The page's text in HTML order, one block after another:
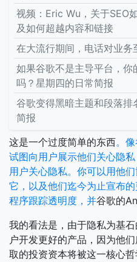
视频：Eric Wu，关于SEO
及如何超越内容和链接
在大流行期间，电话对业务
如果谷歌不是主导平台，
吗？星期四的日常简报
谷歌变得黑暗主题和段落排
简报
这是一个过度简单的东西。
试图向用户展示他们关心隐
用户关心隐私。你可以用他
它，以及他们迄今为止宣布
程序跟踪透明度，并谷歌的
我的看法是，由于隐私为基
户开发更好的产品，因为他
取的投资资本将被这一核心